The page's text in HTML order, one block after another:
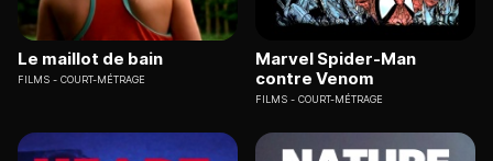
Le maillot de bain
FILMS COURT-MÉTRAGE
Marvel Spider-Man
contre Venom
FILMS COURT-MÉTRAGE